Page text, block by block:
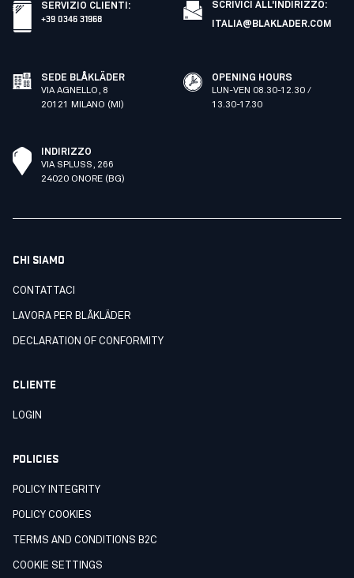
SERVIZIO CLIENTI :
+39 0346 31968
SCRIVICI ALL'INDIRIZZO:
ITALIA@BLAKLADER.COM
SEDE BLÅKLÄDER
VIA AGNELLO, 8
20121 MILANO (MI)
OPENING HOURS
LUN-VEN 08.30-12.30 /
13.30-17.30
INDIRIZZO
VIA SPLUSS, 266
24020 ONORE (BG)
CHI SIAMO
CONTATTACI
LAVORA PER BLÅKLÄDER
DECLARATION OF CONFORMITY
CLIENTE
LOGIN
POLICIES
POLICY INTEGRITY
POLICY COOKIES
TERMS AND CONDITIONS B2C
COOKIE SETTINGS